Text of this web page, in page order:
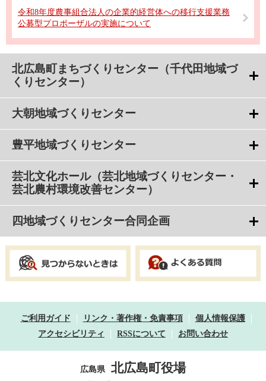
令和8年度農事組合法人の企業的経営体への移行支援業務
公募型プロポーザルの実施について
北広島町まちづくりセンター（千代田地域づ
くりセンター）
大朝地域づくりセンター
豊平地域づくりセンター
芸北文化ホール（芸北地域づくりセンター・
芸北農村環境改善センター）
四地域づくりセンター合同企画
ご利用ガイド リンク・著作権・免責事項
個人情報保護
アクセシビリティ
RSSについて お問い合わせ
広島県 北広島町役場